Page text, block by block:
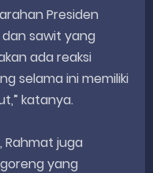
Presiden
sawit yang
ada reaksi
selama ini memiliki
katanya.
Rahmat juga
yang